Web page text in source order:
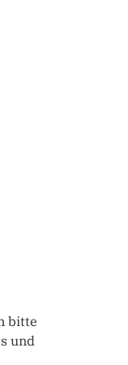
bitte
und